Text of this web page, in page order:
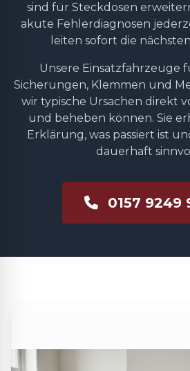
sind für Steckdosen
akute Fehlerdiagnosen
leiten sofort die
Unsere Einsatzfahrzeuge
Sicherungen, Klemmen und
wir typische Ursachen direkt
und beheben können. Sie
Erklärung, was passiert ist
dauerhaft
0157 9249